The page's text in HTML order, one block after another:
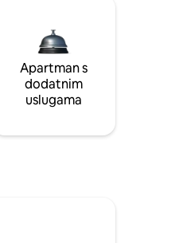
Apartman s
dodatnim
uslugama